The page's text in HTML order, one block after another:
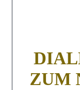
ZUM